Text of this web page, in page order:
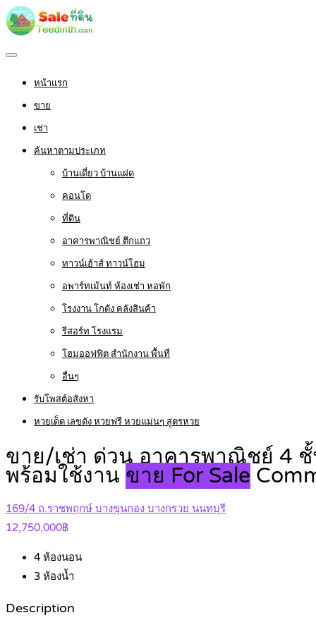
หน้าแรก
ขาย
เช่า
ค้นหาตามประเภท
บ้านเดี่ยว บ้านแฝด
คอนโด
ที่ดิน
อาคารพาณิชย์ ตึกแถว
ทาวน์เฮ้าส์ ทาวน์โฮม
อพาร์ทเม้นท์ ห้องเช่า หอพัก
โรงงาน โกดัง คลังสินค้า
รีสอร์ท โรงแรม
โฮมออฟฟิต สำนักงาน พื้นที่
อื่นๆ
รับโพสต์อสังหา
หวยเด็ด เลขดัง หวยฟรี หวยแม่นๆ สูตรหวย
ขาย/เช่า ด่วน อาคารพาณิชย์ 4 ชั้
พร้อมใช้งาน ขาย For Sale
169/4 ถ.ราชพฤกษ์ บางขุนกอง บางกรวย นนทบุรี
12,750,000฿
4 ห้องนอน
3 ห้องน้ำ
Description